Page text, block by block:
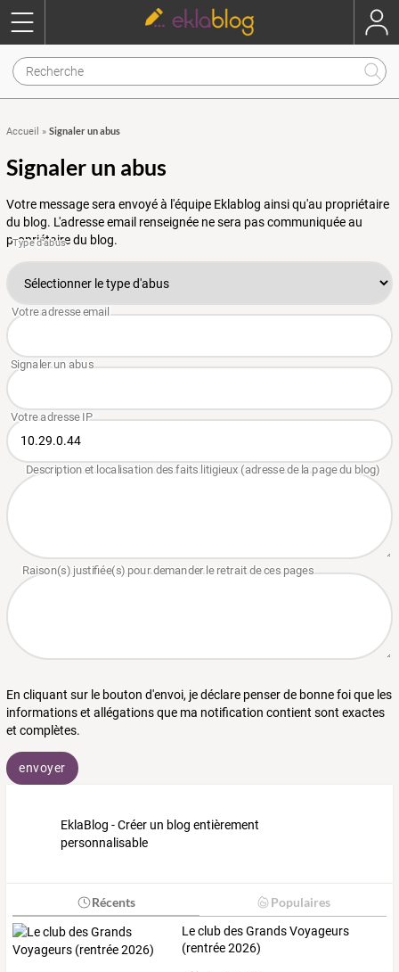
Accueil » Signaler un abus
Signaler un abus
Votre message sera envoyé à l'équipe Eklablog ainsi qu'au propriétaire
du blog. L'adresse email renseignée ne sera pas communiquée au
propriétaire du blog.
En cliquant sur le bouton d'envoi, je déclare penser de bonne foi que les
informations et allégations que ma notification contient sont exactes
et complètes.
envoyer
EklaBlog - Créer un blog entièrement
personnalisable
Récents Populaires
Le club des Grands Voyageurs
(rentrée 2026)